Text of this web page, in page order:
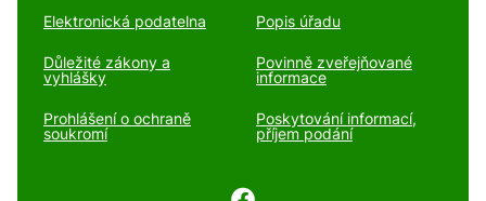
Elektronická podatelna Popis úřadu
Důležité zákony a
vyhlášky
Povinně zveřejňované
informace
Prohlášení o ochraně
soukromí
Poskytování informací,
příjem podání